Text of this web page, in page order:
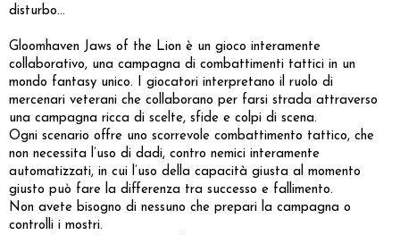
disturbo…
Gloomhaven Jaws of the Lion è un gioco interamente
collaborativo, una campagna di combattimenti tattici in un
mondo fantasy unico. I giocatori interpretano il ruolo di
mercenari veterani che collaborano per farsi strada attraverso
una campagna ricca di scelte, sfide e colpi di scena.
Ogni scenario offre uno scorrevole combattimento tattico, che
non necessita l’uso di dadi, contro nemici interamente
automatizzati, in cui l’uso della capacità giusta al momento
giusto può fare la differenza tra successo e fallimento.
Non avete bisogno di nessuno che prepari la campagna o
controlli i mostri.